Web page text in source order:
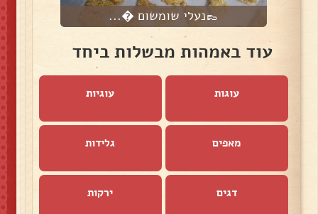
👞נעלי שומשום �...
עוד באמהות מבשלות ביחד
עוגות עוגיות
מאפים גלידות
דגים ירקות